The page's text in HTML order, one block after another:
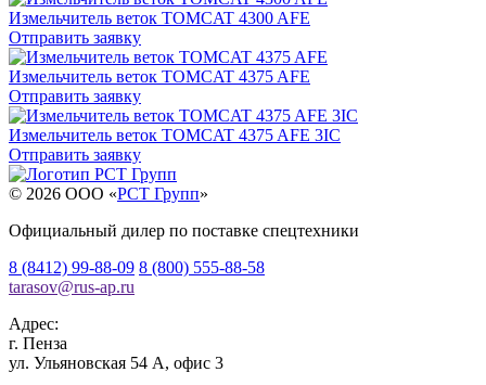
Измельчитель веток TOMCAT 4300 AFE
Отправить заявку
Измельчитель веток TOMCAT 4375 AFE
Отправить заявку
Измельчитель веток TOMCAT 4375 AFE 3IC
Отправить заявку
© 2026 OOO «РСТ Групп»
Официальный дилер по поставке спецтехники
8 (8412) 99-88-09 8 (800) 555-88-58
tarasov@rus-ap.ru
Адрес:
г. Пенза
ул. Ульяновская 54 А, офис 3